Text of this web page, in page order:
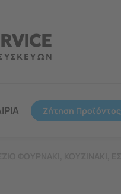
Ζήτηση Προϊόντος